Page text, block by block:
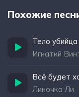
Похожие
Тело убийца
Игнатий
Всё будет
Линочка Ли